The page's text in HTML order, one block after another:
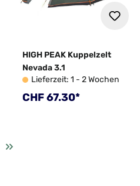
HIGH PEAK Kuppelzelt
Nevada 3.1
Lieferzeit: 1 - 2 Wochen
Regulärer Preis:
CHF 67.30*